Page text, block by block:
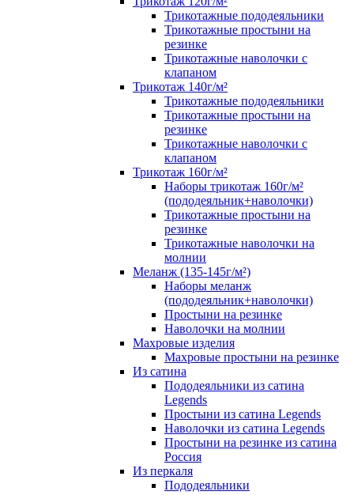
Трикотажные пододеяльники
Трикотажные простыни на
резинке
Трикотажные наволочки с
клапаном
Трикотаж 140г/м²
Трикотажные пододеяльники
Трикотажные простыни на
резинке
Трикотажные наволочки с
клапаном
Трикотаж 160г/м²
Наборы трикотаж 160г/м²
(пододеяльник+наволочки)
Трикотажные простыни на
резинке
Трикотажные наволочки на
молнии
Меланж (135-145г/м²)
Наборы меланж
(пододеяльник+наволочки)
Простыни на резинке
Наволочки на молнии
Махровые изделия
Махровые простыни на резинке
Из сатина
Пододеяльники из сатина
Legends
Простыни из сатина Legends
Наволочки из сатина Legends
Простыни на резинке из сатина
Россия
Из перкаля
Пододеяльники